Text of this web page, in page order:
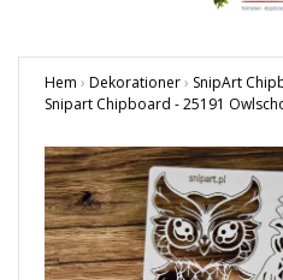
Hem › Dekorationer› SnipArt
Snipart Chipboard - 25191